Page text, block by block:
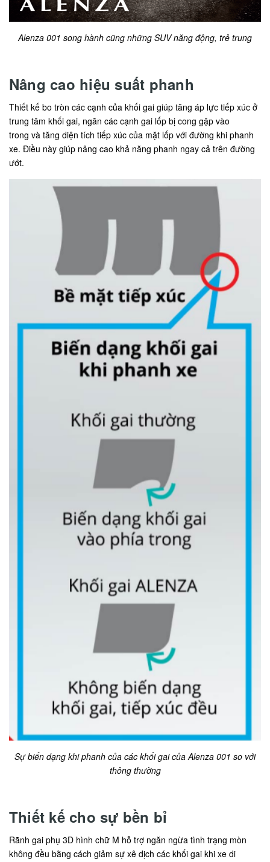
Alenza 001 song hành cũng những SUV năng động, trẻ trung
Nâng cao hiệu suất phanh
Thiết kế bo tròn các cạnh của khối gai giúp tăng áp lực tiếp xúc ở
trung tâm khối gai, ngăn các cạnh gai lốp bị cong gập vào
trong và tăng diện tích tiếp xúc của mặt lốp với đường khi phanh
xe. Điều này giúp nâng cao khả năng phanh ngay cả trên đường
ướt.
Sự biến dạng khi phanh của các khối gai của Alenza 001 so với
thông thường
Thiết kế cho sự bền bỉ
Rãnh gai phụ 3D hình chữ M hỗ trợ ngăn ngừa tình trạng mòn
không đều bằng cách giảm sự xê dịch các khối gai khi xe di